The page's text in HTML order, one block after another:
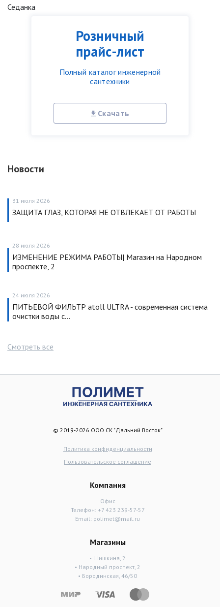
Розничный
прайс-лист
Полный каталог инженерной
сантехники
Скачать
Новости
31 июля 2026
ЗАЩИТА ГЛАЗ, КОТОРАЯ НЕ ОТВЛЕКАЕТ ОТ РАБОТЫ
28 июля 2026
ИЗМЕНЕНИЕ РЕЖИМА РАБОТЫ| Магазин на Народном
проспекте, 2
24 июля 2026
ПИТЬЕВОЙ ФИЛЬТР atoll ULTRA - современная система
очистки воды с…
Смотреть все
Седанка
© 2019-2026 ООО СК "Дальний Восток"
Политика конфиденциальности
Пользовательское соглашение
Компания
Офис
Телефон: +7 423 239-57-57
Email: polimet@mail.ru
Магазины
• Шишкина, 2
• Народный проспект, 2
• Бородинская, 46/50